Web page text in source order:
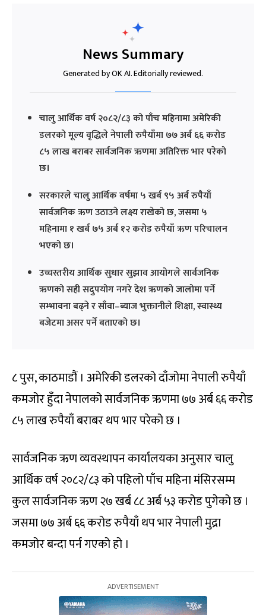
News Summary
Generated by OK AI. Editorially reviewed.
चालु आर्थिक वर्ष २०८२/८३ को पाँच महिनामा अमेरिकी
डलरको मूल्य वृद्धिले नेपाली रुपैयाँमा ७७ अर्ब ६६ करोड
८५ लाख बराबर सार्वजनिक ऋणमा अतिरिक्त भार परेको
छ।
सरकारले चालु आर्थिक वर्षमा ५ खर्ब ९५ अर्ब रुपैयाँ
सार्वजनिक ऋण उठाउने लक्ष्य राखेको छ, जसमा ५
महिनामा १ खर्ब ७५ अर्ब १२ करोड रुपैयाँ ऋण परिचालन
भएको छ।
उच्चस्तरीय आर्थिक सुधार सुझाव आयोगले सार्वजनिक
ऋणको सही सदुपयोग नगरे देश ऋणको जालोमा पर्ने
सम्भावना बढ्ने र साँवा–ब्याज भुक्तानीले शिक्षा, स्वास्थ्य
बजेटमा असर पर्ने बताएको छ।
८ पुस, काठमाडौं । अमेरिकी डलरको दाँजोमा नेपाली रुपैयाँ
कमजोर हुँदा नेपालको सार्वजनिक ऋणमा ७७ अर्ब ६६ करोड
८५ लाख रुपैयाँ बराबर थप भार परेको छ ।
सार्वजनिक ऋण व्यवस्थापन कार्यालयका अनुसार चालु
आर्थिक वर्ष २०८२/८३ को पहिलो पाँच महिना मंसिरसम्म
कुल सार्वजनिक ऋण २७ खर्ब ८८ अर्ब ५३ करोड पुगेको छ ।
जसमा ७७ अर्ब ६६ करोड रुपैयाँ थप भार नेपाली मुद्रा
कमजोर बन्दा पर्न गएको हो ।